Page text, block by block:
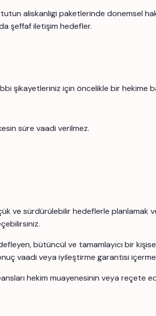
tutun aliskanligi paketlerinde donemsel
şeffaf iletişim hedefler.
şikayetleriniz için öncelikle bir hekime
süre vaadi verilmez.
ve sürdürülebilir hedeflerle planlamak
bütüncül ve tamamlayıcı bir
vaadi veya iyileştirme garantisi
hekim muayenesinin veya reçete